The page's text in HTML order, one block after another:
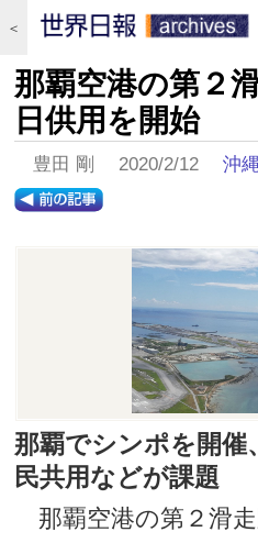
＜
那覇空港の第２
日供用を開始
豊田 剛 2020/2/12沖縄
那覇でシンポを開催
民共用などが課題
那覇空港の第２滑